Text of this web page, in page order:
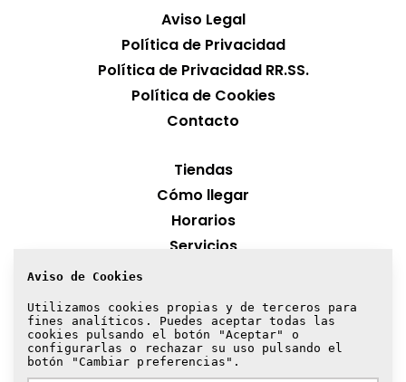
Aviso Legal
Política de Privacidad
Política de Privacidad RR.SS.
Política de Cookies
Contacto
Tiendas
Cómo llegar
Horarios
Servicios
Suscribirme
Aviso de Cookies
Utilizamos cookies propias y de terceros para
fines analíticos. Puedes aceptar todas las
cookies pulsando el botón "Aceptar" o
configurarlas o rechazar su uso pulsando el
botón "Cambiar preferencias".